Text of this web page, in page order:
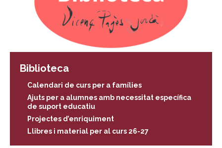
Biblioteca
Calendari de curs per a famílies
Ajuts per a alumnes amb necessitat específica
de suport educatiu
Projectes d’enriquiment
Llibres i material per al curs 26-27